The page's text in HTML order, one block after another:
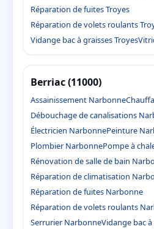
Réparation de fuites Troyes
Réparation de volets roulants
Vidange bac à graisses Troyes
Berriac (11000)
Assainissement Narbonne
Débouchage de canalisations
Électricien NarbonnePeinture
Plombier NarbonnePompe à
Rénovation de salle de bain
Réparation de climatisation
Réparation de fuites Narbonne
Réparation de volets roulants
Serrurier NarbonneVidange bac